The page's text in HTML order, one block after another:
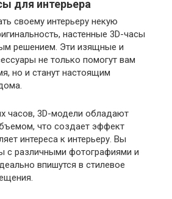
для интерьера
своему интерьеру некую
настенные 3D-часы
решением. Эти изящные и
не только помогут вам
но и станут настоящим
часов, 3D-модели обладают
что создает эффект
интереса к интерьеру. Вы
с различными фотографиями и
впишутся в стилевое